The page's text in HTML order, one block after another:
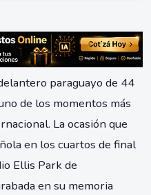
paraguayo de 44
de los momentos más
La ocasión que
en los cuartos de final
Ellis Park de
en su memoria